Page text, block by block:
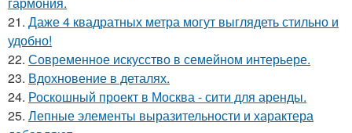
21. Даже 4 квадратных метра могут выглядеть стильно и
удобно!
22. Современное искусство в семейном интерьере.
23. Вдохновение в деталях.
24. Роскошный проект в Москва - сити для аренды.
25. Лепные элементы выразительности и характера